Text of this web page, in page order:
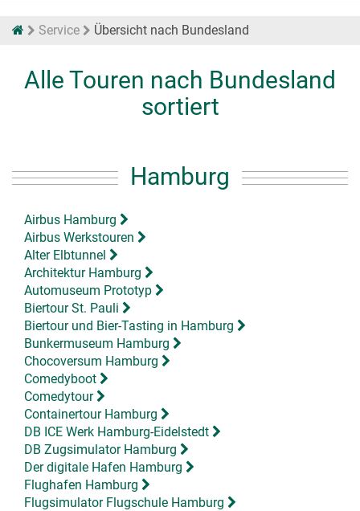
Service Übersicht nach Bundesland
Alle Touren nach Bundesland
sortiert
Hamburg
Airbus Hamburg
Airbus Werkstouren
Alter Elbtunnel
Architektur Hamburg
Automuseum Prototyp
Biertour St. Pauli
Biertour und Bier-Tasting in Hamburg
Bunkermuseum Hamburg
Chocoversum Hamburg
Comedyboot
Comedytour
Containertour Hamburg
DB ICE Werk Hamburg-Eidelstedt
DB Zugsimulator Hamburg
Der digitale Hafen Hamburg
Flughafen Hamburg
Flugsimulator Flugschule Hamburg